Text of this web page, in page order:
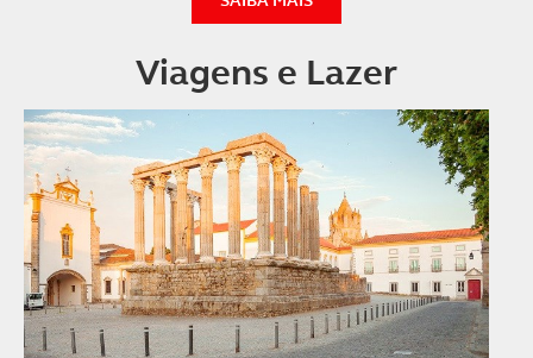
Viagens e Lazer